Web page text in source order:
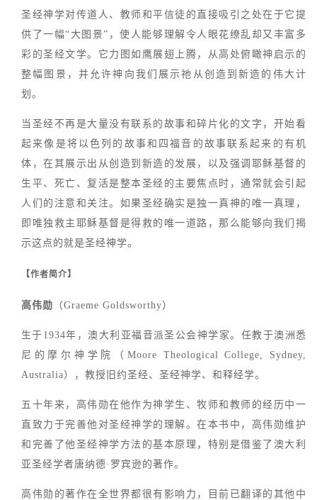
圣经神学对传道人、教师和平信徒的直接吸引之处在于它提
供了一幅“大图景”，使人能够理解令人眼花缭乱却又丰富多
彩的圣经文学。它力图如鹰展翅上腾，从高处俯瞰神启示的
整幅图景，并允许神向我们展示祂从创造到新造的伟大计
划。
当圣经不再是大量没有联系的故事和碎片化的文字，开始看
起来像是将以色列的故事和四福音的故事联系起来的有机
体，在其展示出从创造到新造的发展，以及强调耶稣基督的
生平、死亡、复活是整本圣经的主要焦点时，通常就会引起
人们的注意和关注。如果圣经确实是独一真神的唯一真理，
即唯独救主耶稣基督是得救的唯一道路，那么能够向我们揭
示这点的就是圣经神学。
【作者简介】
高伟勋 （Graeme Goldsworthy）
生于1934年，澳大利亚福音派圣公会神学家。任教于澳洲悉
尼的摩尔神学院（Moore Theological College, Sydney,
Australia），教授旧约圣经、圣经神学、和释经学。
五十年来，高伟勋在他作为神学生、牧师和教师的经历中一
直致力于完善他对圣经神学的理解。在本书中，高伟勋维护
和完善了他圣经神学方法的基本原理，特别是借鉴了澳大利
亚圣经学者唐纳德·罗宾逊的著作。
高伟勋的著作在全世界都很有影响力，目前已翻译的其他中